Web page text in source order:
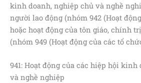
kinh doanh, nghiệp chủ và nghề
người lao động (nhóm 942 (Hoạt
hoặc hoạt động của tôn giáo, chính
(nhóm 949 (Hoạt động của các tổ
941: Hoạt động của các hiệp hội
và nghề nghiệp